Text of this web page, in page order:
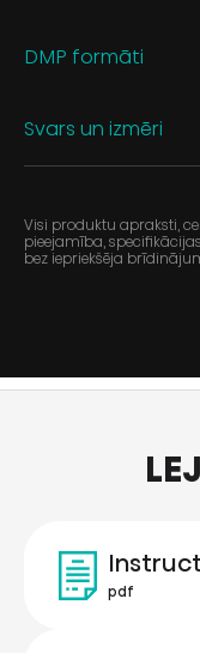
DMP formāti
Svars un izmēri
Visi produktu apraksti,
pieejamība,
bez iepriekšēja
pdf